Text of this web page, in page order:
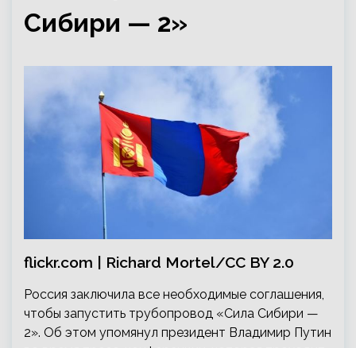
Сибири — 2»
flickr.com | Richard Mortel/CC BY 2.0
Россия заключила все необходимые соглашения,
чтобы запустить трубопровод «Сила Сибири —
2». Об этом упомянул президент Владимир Путин